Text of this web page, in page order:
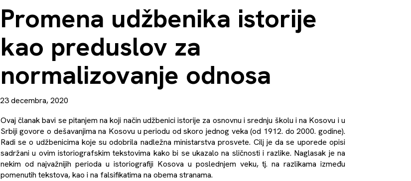
Promena udžbenika istorije
kao preduslov za
normalizovanje odnosa
23 decembra, 2020
Ovaj članak bavi se pitanjem na koji način udžbenici istorije za osnovnu i srednju školu i na Kosovu i u
Srbiji govore o dešavanjima na Kosovu u periodu od skoro jednog veka (od 1912. do 2000. godine).
Radi se o udžbenicima koje su odobrila nadležna ministarstva prosvete. Cilj je da se uporede opisi
sadržani u ovim istoriografskim tekstovima kako bi se ukazalo na sličnosti i razlike. Naglasak je na
nekim od najvažnijih perioda u istoriografiji Kosova u poslednjem veku, tj. na razlikama između
pomenutih tekstova, kao i na falsifikatima na obema stranama.